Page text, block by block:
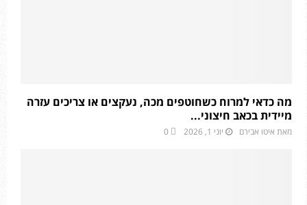
מה כדאי למרוח כשחוטפים מכה, נעקצים או צריכים עזרה
מיידית בכאב חיצוני...
מאת איטו אבירם יוני 1, 2026 0